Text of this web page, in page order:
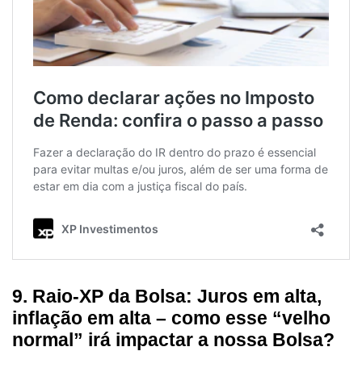
9. Raio-XP da Bolsa: Juros em alta,
inflação em alta – como esse “velho
normal” irá impactar a nossa Bolsa?